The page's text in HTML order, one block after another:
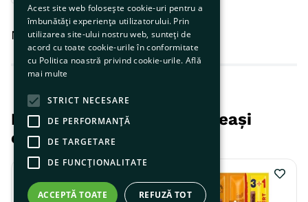
Nicio recenzie.
Produse populare din aceeași
categorie
Acest site web folosește cookie-uri pentru a
îmbunătăți experiența utilizatorului. Prin
utilizarea site-ului nostru web, sunteți de
acord cu toate cookie-urile în conformitate
cu Politica noastră privind cookie-urile. Află
mai multe
STRICT NECESARE
DE PERFORMANȚĂ
DE TARGETARE
DE FUNCŢIONALITATE
ACCEPTĂ TOATE REFUZĂ TOT